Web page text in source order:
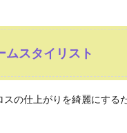
ムスタイリスト
スの仕上がりを綺麗にする